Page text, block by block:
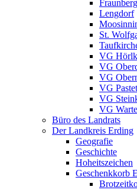
Fraunberg
Lengdorf
St.
VG
VG
VG
VG
VG
VG
Büro des Landrats
Der Landkreis Erding
Geografie
Geschichte
Hoheitszeichen
Geschenkkorb